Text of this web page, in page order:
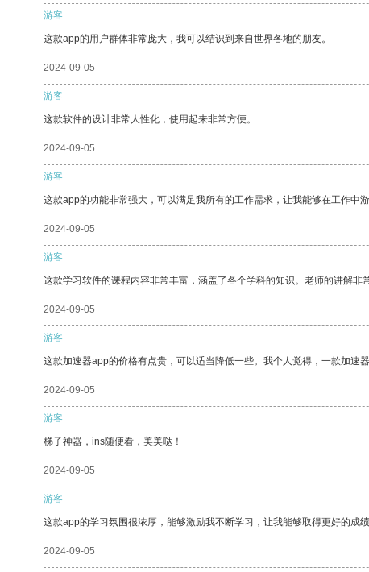
游客
这款app的用户群体非常庞大，我可以结识到来自世界各地的朋友。
2024-09-05
游客
这款软件的设计非常人性化，使用起来非常方便。
2024-09-05
游客
这款app的功能非常强大，可以满足我所有的工作需求，让我能够在工作中游
2024-09-05
游客
这款学习软件的课程内容非常丰富，涵盖了各个学科的知识。老师的讲解非
2024-09-05
游客
这款加速器app的价格有点贵，可以适当降低一些。我个人觉得，一款加速
2024-09-05
游客
梯子神器，ins随便看，美美哒！
2024-09-05
游客
这款app的学习氛围很浓厚，能够激励我不断学习，让我能够取得更好的成绩
2024-09-05